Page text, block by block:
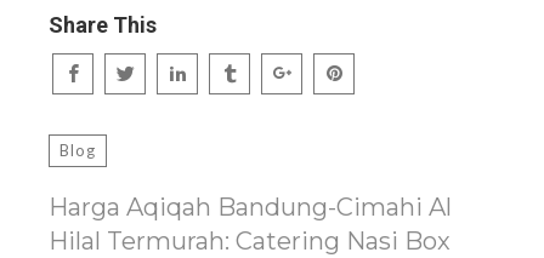
Share This
Blog
Harga Aqiqah Bandung-Cimahi Al
Hilal Termurah: Catering Nasi Box